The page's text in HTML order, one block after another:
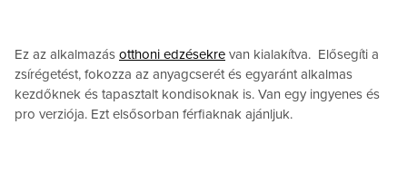
Ez az alkalmazás otthoni edzésekre van kialakítva. Elősegíti a
zsírégetést, fokozza az anyagcserét és egyaránt alkalmas
kezdőknek és tapasztalt kondisoknak is. Van egy ingyenes és
pro verziója. Ezt elsősorban férfiaknak ajánljuk.